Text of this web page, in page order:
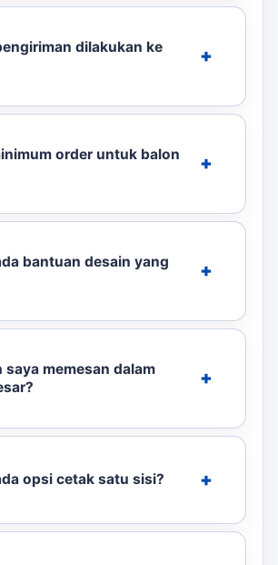
dilakukan ke
order untuk balon
bantuan desain yang
saya memesan dalam
opsi cetak satu sisi?